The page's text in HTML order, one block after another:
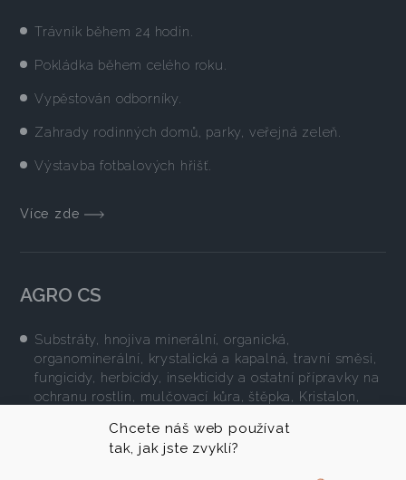
Chcete náš web používat
tak, jak jste zvyklí?
Trávník během 24 hodin.
Pokládka během celého roku.
Vypěstován odborníky.
Zahrady rodinných domů, parky, veřejná zeleň.
Výstavba fotbalových hřišť.
Více zde
AGRO CS
Substráty, hnojiva minerální, organická,
organominerální, krystalická a kapalná, travní směsi,
fungicidy, herbicidy, insekticidy a ostatní přípravky na
ochranu rostlin, mulčovací kůra, štěpka, Kristalon,
výrobků pro ekologicky šetrné pěstování.